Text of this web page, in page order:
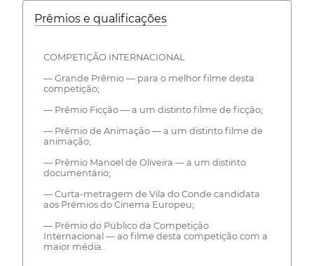
Prêmios e qualificações
COMPETIÇÃO INTERNACIONAL
— Grande Prêmio — para o melhor filme desta
competição;
— Prêmio Ficção — a um distinto filme de ficção;
— Prêmio de Animação — a um distinto filme de
animação;
— Prêmio Manoel de Oliveira — a um distinto
documentário;
— Curta-metragem de Vila do Conde candidata
aos Prémios do Cinema Europeu;
— Prêmio do Público da Competição
Internacional — ao filme desta competição com a
maior média.